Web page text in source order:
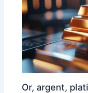
Or, argent,